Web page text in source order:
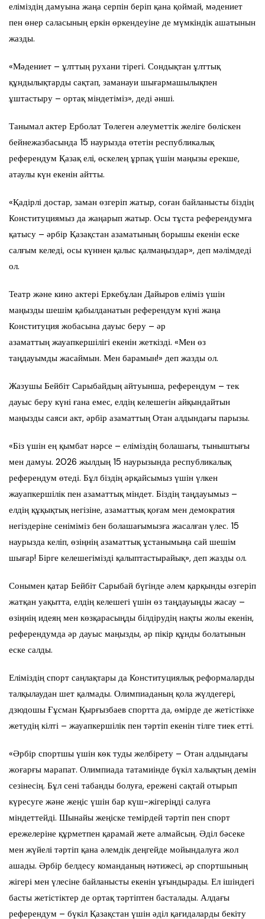
еліміздің дамуына жаңа серпін беріп қана қоймай, мәдениет
пен өнер саласының еркін өркендеуіне де мүмкіндік ашатынын
жазды.
«Мәдениет – ұлттың рухани тірегі. Сондықтан ұлттық
құндылықтарды сақтап, заманауи шығармашылықпен
ұштастыру – ортақ міндетіміз», деді әнші.
Танымал актер Ерболат Төлеген әлеуметтік желіге бөліскен
бейнежазбасында 15 наурызда өтетін республикалық
референдум Қазақ елі, өскелең ұрпақ үшін маңызы ерекше,
атаулы күн екенін айтты.
«Қадірлі достар, заман өзгеріп жатыр, соған байланысты біздің
Конституциямыз да жаңарып жатыр. Осы тұста референдумға
қатысу – әрбір Қазақстан азаматының борышы екенін еске
салғым келеді, осы күннен қалыс қалмаңыздар», деп мәлімдеді
ол.
Театр және кино актері Еркебұлан Дайыров еліміз үшін
маңызды шешім қабылданатын референдум күні жаңа
Конституция жобасына дауыс беру – әр
азаматтың жауапкершілігі екенін жеткізді. «Мен өз
таңдауымды жасаймын. Мен барамын!» деп жазды ол.
Жазушы Бейбіт Сарыбайдың айтуынша, референдум – тек
дауыс беру күні ғана емес, елдің келешегін айқындайтын
маңызды саяси акт, әрбір азаматтың Отан алдындағы парызы.
«Біз үшін ең қымбат нәрсе – еліміздің болашағы, тыныштығы
мен дамуы. 2026 жылдың 15 наурызында республикалық
референдум өтеді. Бұл біздің әрқайсымыз үшін үлкен
жауапкершілік пен азаматтық міндет. Біздің таңдауымыз –
елдің құқықтық негізіне, азаматтық қоғам мен демократия
негіздеріне сеніміміз бен болашағымызға жасалған үлес. 15
наурызда келіп, өзіңнің азаматтық ұстанымыңа сай шешім
шығар! Бірге келешегімізді қалыптастырайық», деп жазды ол.
Сонымен қатар Бейбіт Сарыбай бүгінде әлем қарқынды өзгеріп
жатқан уақытта, елдің келешегі үшін өз таңдауыңды жасау –
өзіңнің идеяң мен көзқарасыңды білдірудің нақты жолы екенін,
референдумда әр дауыс маңызды, әр пікір құнды болатынын
еске салды.
Еліміздің спорт саңлақтары да Конституциялық реформаларды
талқылаудан шет қалмады. Олимпиаданың қола жүлдегері,
дзюдошы Ғұсман Қырғызбаев спортта да, өмірде де жетістікке
жетудің кілті – жауапкершілік пен тәртіп екенін тілге тиек етті.
«Әрбір спортшы үшін көк туды желбірету – Отан алдындағы
жоғарғы марапат. Олимпиада татамиінде бүкіл халықтың демін
сезінесің. Бұл сені табанды болуға, ережені сақтай отырып
күресуге және жеңіс үшін бар күш-жігеріңді салуға
міндеттейді. Шынайы жеңіске темірдей тәртіп пен спорт
ережелеріне құрметпен қарамай жете алмайсың. Әділ бәсеке
мен жүйелі тәртіп қана әлемдік деңгейде мойындалуға жол
ашады. Әрбір белдесу команданың нәтижесі, әр спортшының
жігері мен үлесіне байланысты екенін ұғындырады. Ел ішіндегі
басты жетістіктер де ортақ тәртіптен басталады. Алдағы
референдум – бүкіл Қазақстан үшін әділ қағидаларды бекіту